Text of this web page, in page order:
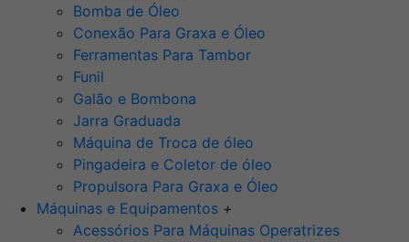
Bomba de Óleo
Conexão Para Graxa e Óleo
Ferramentas Para Tambor
Funil
Galão e Bombona
Jarra Graduada
Máquina de Troca de óleo
Pingadeira e Coletor de óleo
Propulsora Para Graxa e Óleo
Máquinas e Equipamentos +
Acessórios Para Máquinas Operatrizes